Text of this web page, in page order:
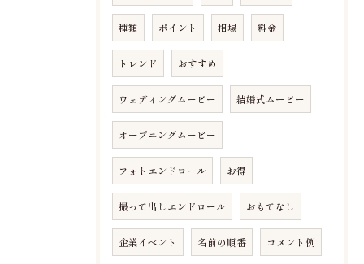
種類 ポイント 相場 料金
トレンド おすすめ
ウェディングムービー 結婚式ムービー
オープニングムービー
フォトエンドロール お得
撮って出しエンドロール おもてなし
企業イベント 名前の順番 コメント例